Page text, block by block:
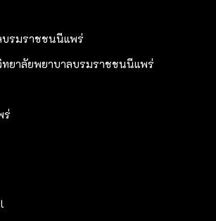
รมราชชนนีแพร่
ยาลัยพยาบาลบรมราชชนนีแพร่
ร่